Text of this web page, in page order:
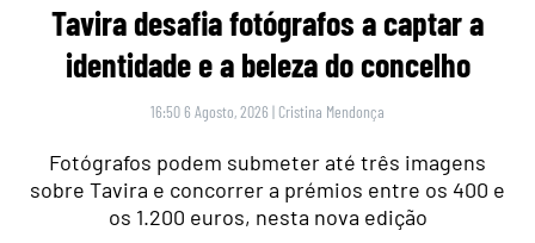
Tavira desafia fotógrafos a captar a
identidade e a beleza do concelho
16:50 6 Agosto, 2026 | Cristina Mendonça
Fotógrafos podem submeter até três imagens
sobre Tavira e concorrer a prémios entre os 400 e
os 1.200 euros, nesta nova edição